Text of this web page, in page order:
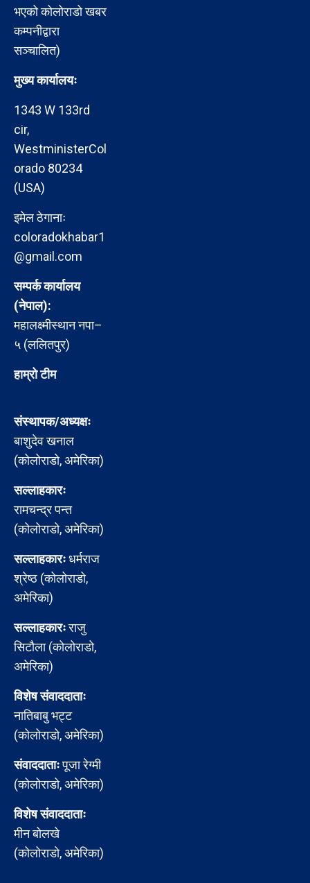
भएको कोलोराडो खबर
कम्पनीद्वारा
सञ्चालित)
मुख्य कार्यालयः
1343 W 133rd
cir,
WestministerCol
orado 80234
(USA)
इमेल ठेगानाः
coloradokhabar1
@gmail.com
सम्पर्क कार्यालय
(नेपाल):
महालक्ष्मीस्थान नपा–
५ (ललितपुर)
हाम्रो टीम
संस्थापक/अध्यक्षः
बाशुदेव खनाल
(कोलोराडो, अमेरिका)
सल्लाहकारः
रामचन्द्र पन्त
(कोलोराडो, अमेरिका)
सल्लाहकारःधर्मराज
श्रेष्ठ (कोलोराडो,
अमेरिका)
सल्लाहकारःराजु
सिटौला (कोलोराडो,
अमेरिका)
विशेष संवाददाताः
नातिबाबु भट्ट
(कोलोराडो, अमेरिका)
संवाददाताःपूजा रेग्मी
(कोलोराडो, अमेरिका)
विशेष संवाददाताः
मीन बोलखे
(कोलोराडो, अमेरिका)